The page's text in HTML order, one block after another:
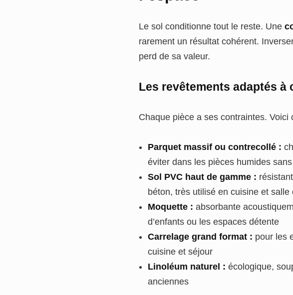
Le sol conditionne tout le reste. Une
rarement un résultat cohérent.
perd de sa valeur.
Les revêtements adaptés à
Chaque pièce a ses contraintes.
Parquet massif ou contrecollé :
éviter dans les pièces humides
Sol PVC haut de gamme :
béton, très utilisé en cuisine et salle
Moquette : absorbante
d’enfants ou les espaces détente
Carrelage grand format : pour les
cuisine et séjour
Linoléum naturel : écologique,
anciennes